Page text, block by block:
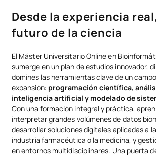
Desde la experiencia
futuro de la ciencia
El Máster Universitario Online en
sumerge en un plan de estudios innovador,
domines las herramientas clave de un
expansión: programación científica,
inteligencia artificial y modelado de
Con una formación integral y práctica,
interpretar grandes volúmenes de datos
desarrollar soluciones digitales aplicadas a
industria farmacéutica o la medicina, y
en entornos multidisciplinares. Una puerta